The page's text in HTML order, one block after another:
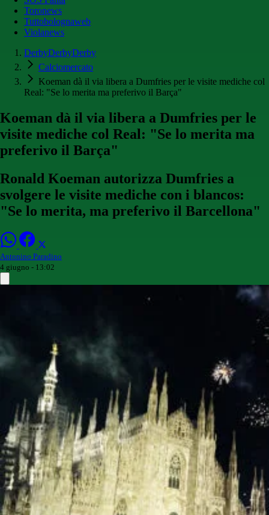
Toronews
Tuttobolognaweb
Violanews
DerbyDerbyDerby
Calciomercato
Koeman dà il via libera a Dumfries per le visite mediche col
Real: "Se lo merita ma preferivo il Barça"
Koeman dà il via libera a Dumfries per le
visite mediche col Real: "Se lo merita ma
preferivo il Barça"
Ronald Koeman autorizza Dumfries a
svolgere le visite mediche con i blancos:
"Se lo merita, ma preferivo il Barcellona"
Antonino Paradino
4 giugno - 13:02